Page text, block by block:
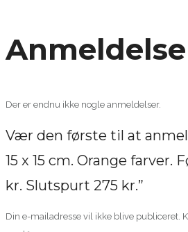
kr.
Nu:
275
antal
Der er endnu ikke nogle anmeldelser.
Vær den første til at
15 x 15 cm. Orange farver.
kr. Slutspurt 275 kr.”
Din e-mailadresse vil ikke blive publiceret.